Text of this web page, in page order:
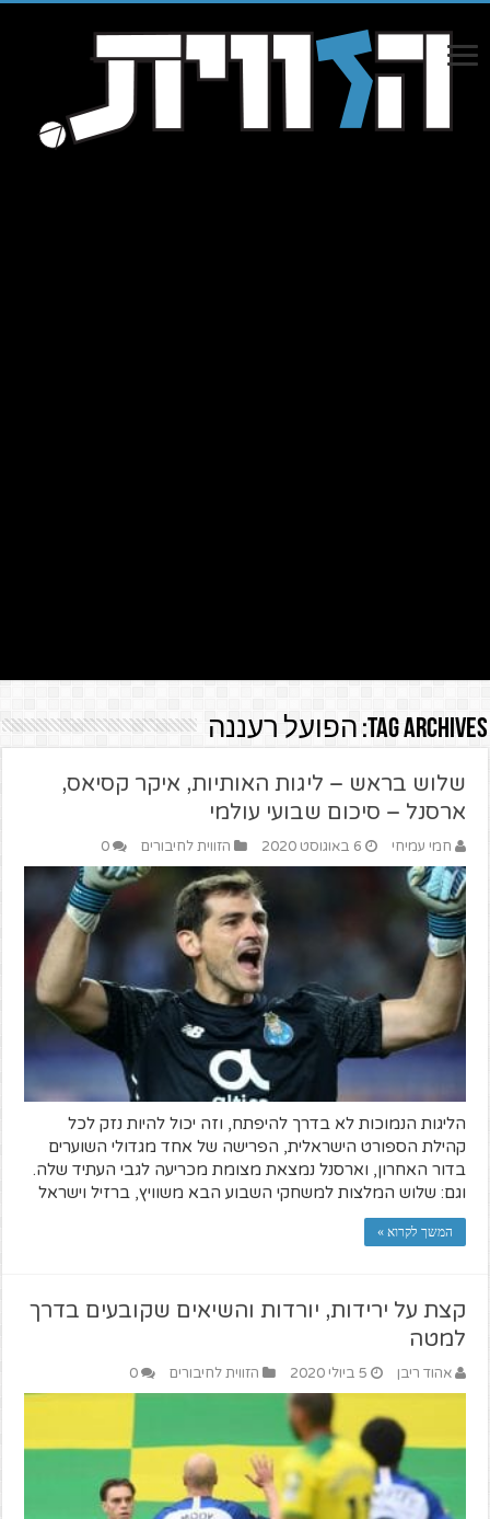
Tag Archives: הפועל רעננה
שלוש בראש – ליגות האותיות, איקר קסיאס,
ארסנל – סיכום שבועי עולמי
חמי עמיחי 6 באוגוסט 2020 הזווית לחיבורים 0
הליגות הנמוכות לא בדרך להיפתח, וזה יכול להיות נזק לכל
קהילת הספורט הישראלית, הפרישה של אחד מגדולי השוערים
בדור האחרון, וארסנל נמצאת מצומת מכריעה לגבי העתיד שלה.
וגם: שלוש המלצות למשחקי השבוע הבא משוויץ, ברזיל וישראל
המשך לקרוא »
קצת על ירידות, יורדות והשיאים שקובעים בדרך
למטה
אהוד ריבן 5 ביולי 2020 הזווית לחיבורים 0